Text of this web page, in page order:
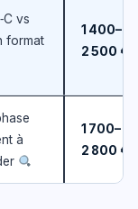
vs
format
1 400–
2 500 €
à
1 700–
2 800 €